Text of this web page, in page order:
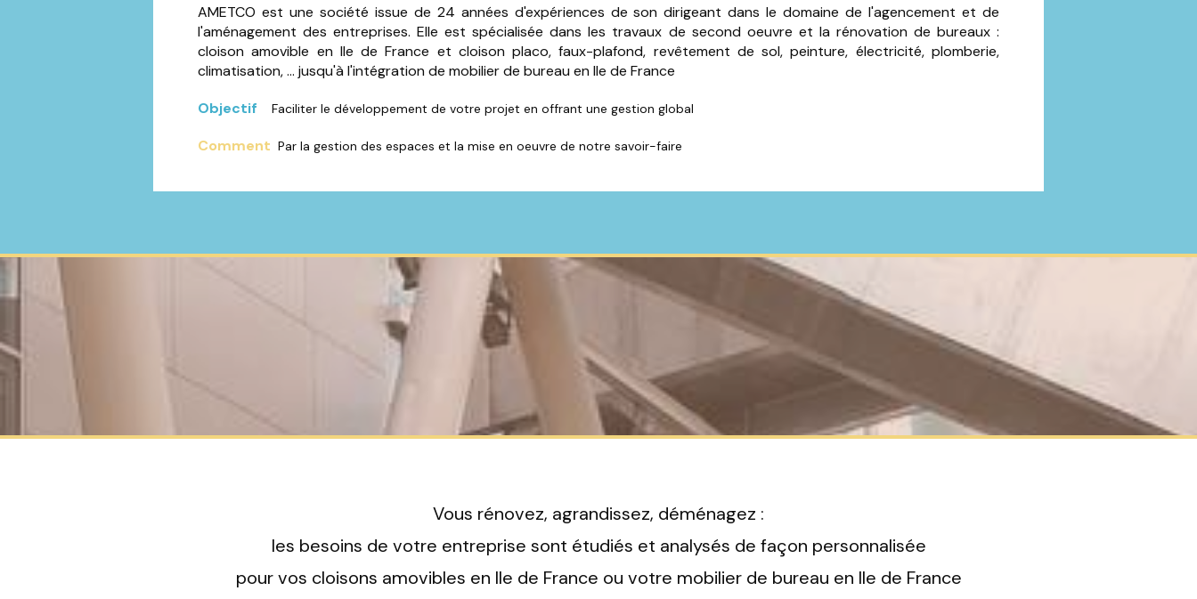
AMETCO est une société issue de 24 années d'expériences de son dirigeant dans le domaine de l'agencement et de
l'aménagement des entreprises. Elle est spécialisée dans les travaux de second oeuvre et la rénovation de bureaux :
cloison amovible en Ile de France et cloison placo, faux-plafond, revêtement de sol, peinture, électricité, plomberie,
climatisation, ... jusqu'à l'intégration de mobilier de bureau en Ile de France
Objectif Faciliter le développement de votre projet en offrant une gestion global
Comment Par la gestion des espaces et la mise en oeuvre de notre savoir-faire
Vous rénovez, agrandissez, déménagez :
les besoins de votre entreprise sont étudiés et analysés de façon personnalisée
pour vos cloisons amovibles en Ile de France ou votre mobilier de bureau en Ile de France